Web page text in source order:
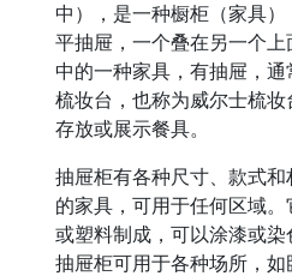
中），是一种橱柜（家具
平抽屉，一个叠在另一个
中的一种家具，有抽屉，通
梳妆台，也称为威尔士梳
存放或展示餐具。
抽屉柜有各种尺寸、款式
的家具，可用于任何区域
或塑料制成，可以涂漆或染
抽屉柜可用于各种场所，